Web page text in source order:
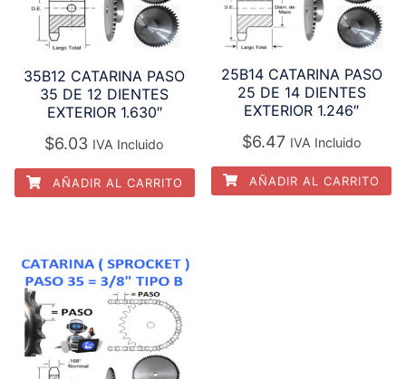
35B12 CATARINA PASO
35 DE 12 DIENTES
EXTERIOR 1.630″
$6.03 IVA Incluido
AÑADIR AL CARRITO
25B14 CATARINA PASO
25 DE 14 DIENTES
EXTERIOR 1.246″
$6.47 IVA Incluido
AÑADIR AL CARRITO